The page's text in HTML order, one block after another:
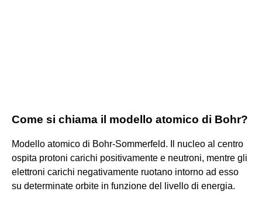
Come si chiama il modello atomico di Bohr?
Modello atomico di Bohr-Sommerfeld. Il nucleo al centro
ospita protoni carichi positivamente e neutroni, mentre gli
elettroni carichi negativamente ruotano intorno ad esso
su determinate orbite in funzione del livello di energia.